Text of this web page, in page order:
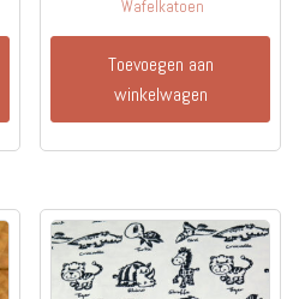
Wafelkatoen
Toevoegen aan
winkelwagen